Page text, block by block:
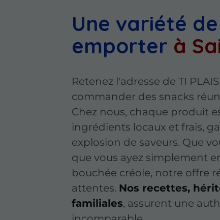
Une variété
emporter à
Retenez l'adresse de TI
commander des snacks
Chez nous, chaque produit
ingrédients locaux et frais,
explosion de saveurs. Que
que vous ayez simplement
bouchée créole, notre offre
attentes. Nos recettes,
familiales, assurent une